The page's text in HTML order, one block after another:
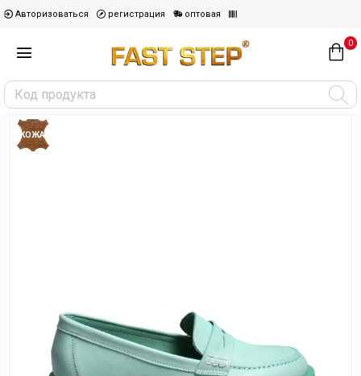
Авторизоваться регистрация оптовая
0
КОЖА